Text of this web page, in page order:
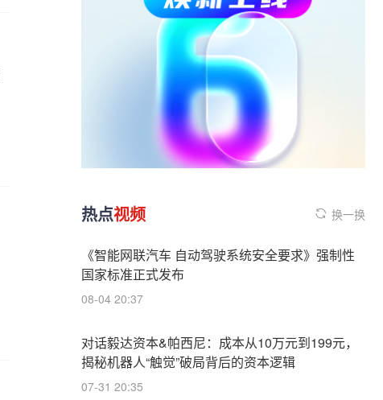
热点视频 换一换
《智能网联汽车 自动驾驶系统安全要求》强制性
国家标准正式发布
08-04 20:37
对话毅达资本&帕西尼：成本从10万元到199元，
揭秘机器人“触觉”破局背后的资本逻辑
07-31 20:35